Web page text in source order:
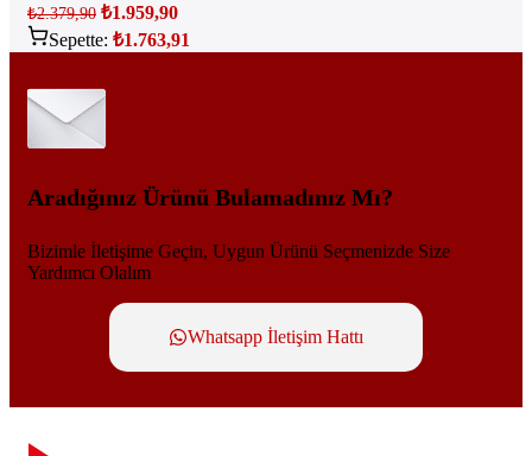
₺2.379,90 ₺1.959,90
Sepette: ₺1.763,91
Aradığınız Ürünü Bulamadınız Mı?
Bizimle İletişime Geçin, Uygun Ürünü Seçmenizde Size
Yardımcı Olalım
Whatsapp İletişim Hattı